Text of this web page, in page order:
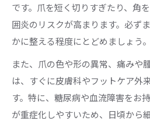
です。爪を短く切りすぎたり、角
囲炎のリスクが高まります。必ず
かに整える程度にとどめましょう。
また、爪の色や形の異常、痛みや
は、すぐに皮膚科やフットケア外
す。特に、糖尿病や血流障害をお
が重症化しやすいため、日頃から